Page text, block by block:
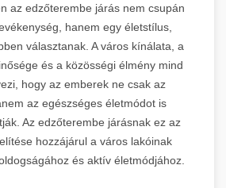
az edzőterembe járás nem csupán
hanem egy életstílus,
választanak. A város kínálata, a
és a közösségi élmény mind
hogy az emberek ne csak az
az egészséges életmódot is
Az edzőterembe járásnak ez az
hozzájárul a város lakóinak
és aktív életmódjához.